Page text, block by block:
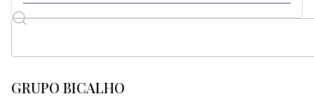
GRUPO BICALHO